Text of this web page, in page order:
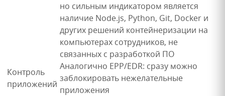
но сильным индикатором является
наличие Node.js, Python, Git, Docker и
других решений контейнеризации на
компьютерах сотрудников, не
связанных с разработкой ПО
Контроль
приложений
Аналогично EPP/EDR: сразу можно
заблокировать нежелательные
приложения